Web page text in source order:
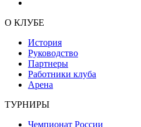
О КЛУБЕ
История
Руководство
Партнеры
Работники клуба
Арена
ТУРНИРЫ
Чемпионат России